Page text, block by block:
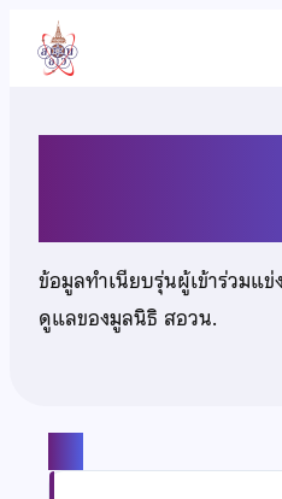
เนื้อหา
ข้อมูลทำเนียบรุ่นผู้เข้าร่วมแ
ดูแลของมูลนิธิ สอวน.